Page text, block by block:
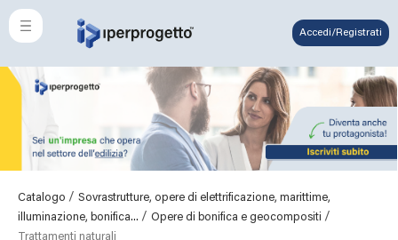
Accedi/Registrati
Catalogo / Sovrastrutture, opere di elettrificazione, marittime,
illuminazione, bonifica... / Opere di bonifica e geocompositi /
Trattamenti naturali